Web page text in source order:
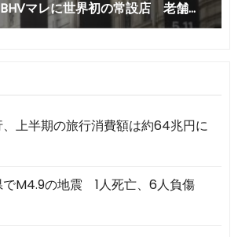
上半期の旅行消費額は約64兆円に
でM4.9の地震 1人死亡、6人負傷